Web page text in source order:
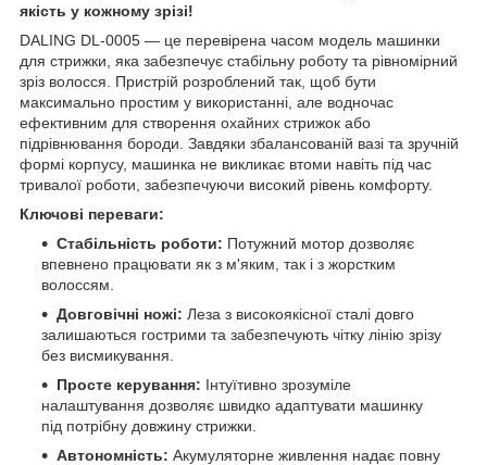
якість у кожному зрізі!
DALING DL-0005 — це перевірена часом модель машинки
для стрижки, яка забезпечує стабільну роботу та рівномірний
зріз волосся. Пристрій розроблений так, щоб бути
максимально простим у використанні, але водночас
ефективним для створення охайних стрижок або
підрівнювання бороди. Завдяки збалансованій вазі та зручній
формі корпусу, машинка не викликає втоми навіть під час
тривалої роботи, забезпечуючи високий рівень комфорту.
Ключові переваги:
Стабільність роботи: Потужний мотор дозволяє
впевнено працювати як з м'яким, так і з жорстким
волоссям.
Довговічні ножі: Леза з високоякісної сталі довго
залишаються гострими та забезпечують чітку лінію зрізу
без висмикування.
Просте керування: Інтуїтивно зрозуміле
налаштування дозволяє швидко адаптувати машинку
під потрібну довжину стрижки.
Автономність: Акумуляторне живлення надає повну